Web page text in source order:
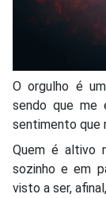
O orgulho é
sendo que me
sentimento que
Quem é altivo
sozinho e em
visto a ser,